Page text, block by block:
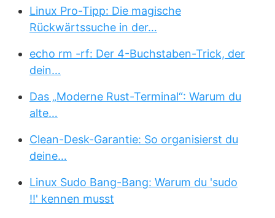
Linux Pro-Tipp: Die magische
Rückwärtssuche in der…
echo rm -rf: Der 4-Buchstaben-Trick, der
dein…
Das „Moderne Rust-Terminal“: Warum du
alte…
Clean-Desk-Garantie: So organisierst du
deine…
Linux Sudo Bang-Bang: Warum du 'sudo
!!' kennen musst